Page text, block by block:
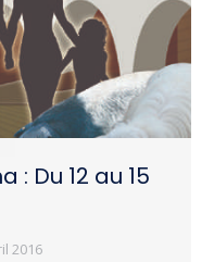
: Du 12 au 15
2016